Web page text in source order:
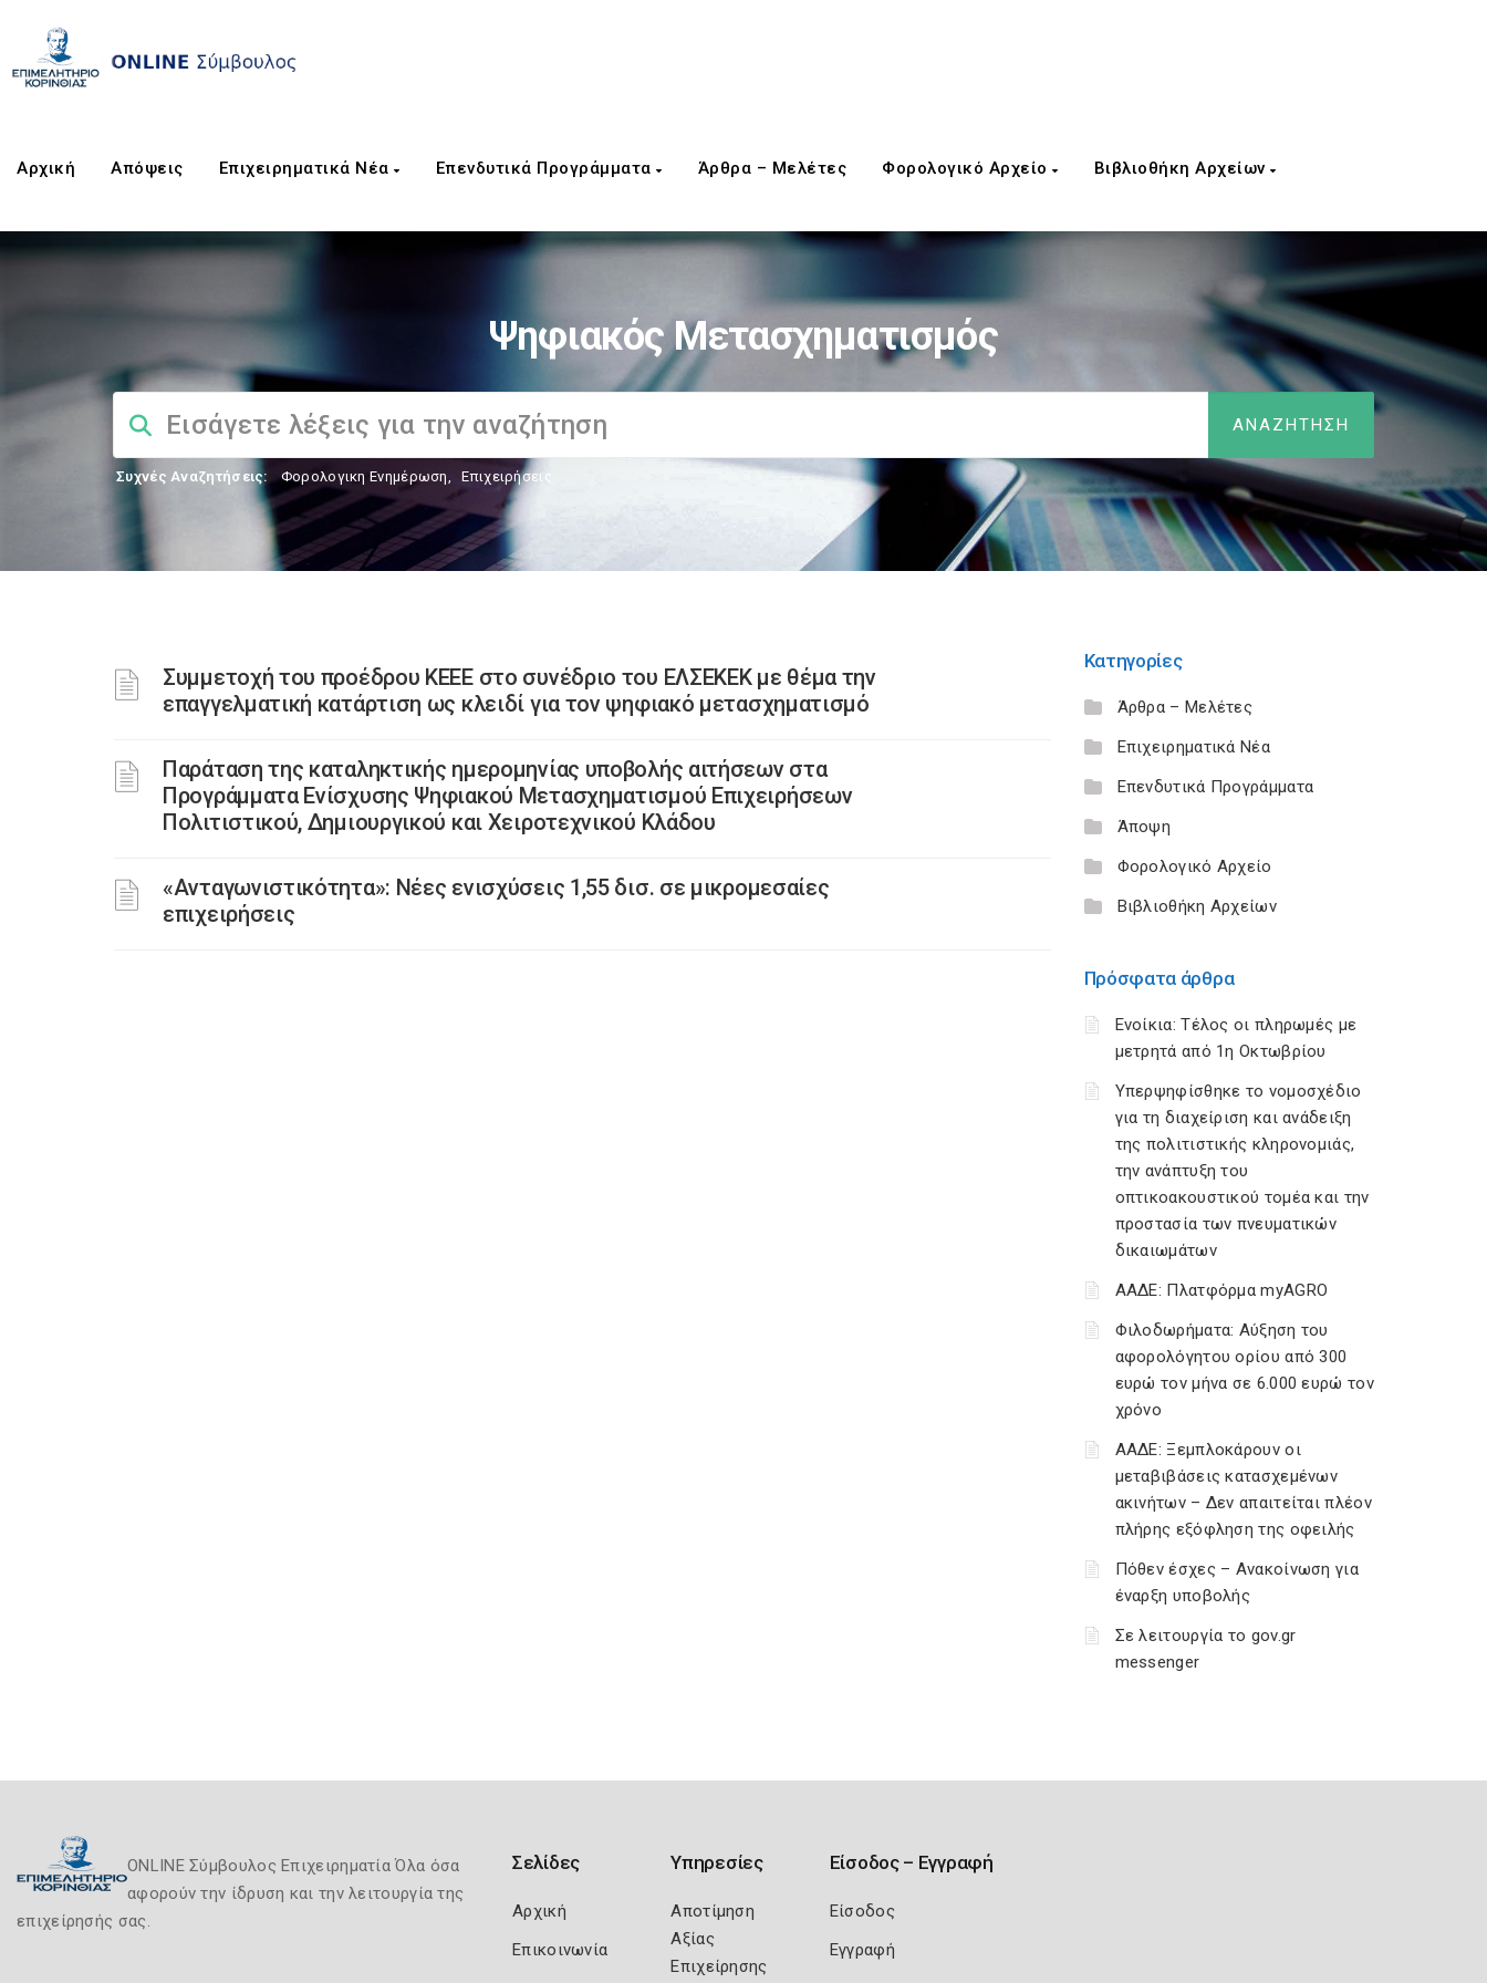
Αρχική Απόψεις Επιχειρηματικά Νέα Επενδυτικά Προγράμματα Άρθρα – Μελέτες Φορολογικό Αρχείο Βιβλιοθήκη Αρχείων
Ψηφιακός Μετασχηματισμός
Συχνές Αναζητήσεις: Φορολογικη Ενημέρωση, Επιχειρήσεις
Συμμετοχή του προέδρου ΚΕΕΕ στο συνέδριο του ΕΛΣΕΚΕΚ με θέμα την
επαγγελματική κατάρτιση ως κλειδί για τον ψηφιακό μετασχηματισμό
Παράταση της καταληκτικής ημερομηνίας υποβολής αιτήσεων στα
Προγράμματα Ενίσχυσης Ψηφιακού Μετασχηματισμού Επιχειρήσεων
Πολιτιστικού, Δημιουργικού και Χειροτεχνικού Κλάδου
«Ανταγωνιστικότητα»: Νέες ενισχύσεις 1,55 δισ. σε μικρομεσαίες
επιχειρήσεις
Κατηγορίες
Άρθρα – Μελέτες
Επιχειρηματικά Νέα
Επενδυτικά Προγράμματα
Άποψη
Φορολογικό Αρχείο
Βιβλιοθήκη Αρχείων
Πρόσφατα άρθρα
Ενοίκια: Τέλος οι πληρωμές με
μετρητά από 1η Οκτωβρίου
Υπερψηφίσθηκε το νομοσχέδιο
για τη διαχείριση και ανάδειξη
της πολιτιστικής κληρονομιάς,
την ανάπτυξη του
οπτικοακουστικού τομέα και την
προστασία των πνευματικών
δικαιωμάτων
ΑΑΔΕ: Πλατφόρμα myAGRO
Φιλοδωρήματα: Αύξηση του
αφορολόγητου ορίου από 300
ευρώ τον μήνα σε 6.000 ευρώ τον
χρόνο
ΑΑΔΕ: Ξεμπλοκάρουν οι
μεταβιβάσεις κατασχεμένων
ακινήτων – Δεν απαιτείται πλέον
πλήρης εξόφληση της οφειλής
Πόθεν έσχες – Ανακοίνωση για
έναρξη υποβολής
Σε λειτουργία το gov.gr
messenger
ONLINE Σύμβουλος Επιχειρηματία Όλα όσα
αφορούν την ίδρυση και την λειτουργία της
επιχείρησής σας.
Σελίδες
Αρχική
Επικοινωνία
Υπηρεσίες
Αποτίμηση
Αξίας
Επιχείρησης
Είσοδος – Εγγραφή
Είσοδος
Εγγραφή